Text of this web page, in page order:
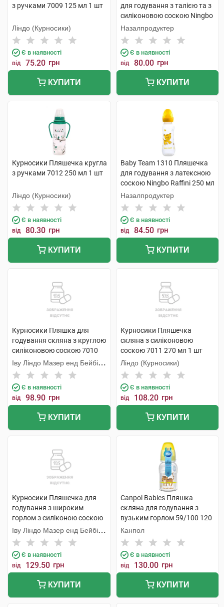
з ручками 7009 125 мл 1 шт
Ліндо (Курносики)
Є в наявності
від 75.20 грн
КУПИТИ
для годування з талією та з
силіконовою соскою Ningbo
Raffini 250 мл 1 шт
Назалпродуктер
Є в наявності
від 80.00 грн
КУПИТИ
Курносики Пляшечка кругла
з ручками 7012 250 мл 1 шт
Ліндо (Курносики)
Є в наявності
від 80.30 грн
КУПИТИ
Baby Team 1310 Пляшечка
для годування з латексною
соскою Ningbo Raffini 250 мл
1 шт
Назалпродуктер
Є в наявності
від 84.50 грн
КУПИТИ
Курносики Пляшка для
годування скляна з круглою
силіконовою соскою 7010
130 мл 1 шт
Іву Ліндо Мазер енд Бейбі
Продактс
Є в наявності
від 98.90 грн
КУПИТИ
Курносики Пляшечка
скляна з силіконовою
соскою 7011 270 мл 1 шт
Ліндо (Курносики)
Є в наявності
від 108.20 грн
КУПИТИ
Курносики Пляшечка для
годування з широким
горлом з силіконою соскою
7006 1 шт
Іву Ліндо Мазер енд Бейбі
Продактс
Є в наявності
від 129.50 грн
КУПИТИ
Canpol Babies Пляшка
скляна для годування з
вузьким горлом 59/100 120
мл 1 шт
Канпол
Є в наявності
від 130.00 грн
КУПИТИ